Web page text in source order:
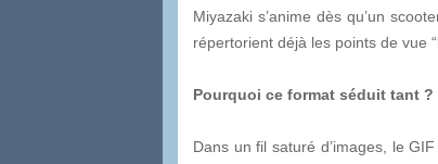
Miyazaki s’anime dès qu’un
répertorient déjà les points de vue
Pourquoi ce format séduit tant ?
Dans un fil saturé d’images, le